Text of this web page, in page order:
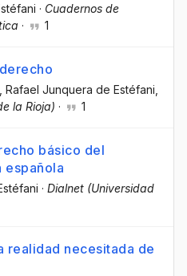
· Cuadernos de
· 1
, Rafael Junquera de Estéfani
la Rioja) · 1
básico del
española
· Dialnet (Universidad
realidad necesitada de